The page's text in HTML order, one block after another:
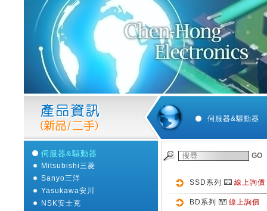
伺服器&驅動器
Mitsubishi三菱
Sanyo三洋
Yasukawa安川
NSK安士克
伺服器&驅動器
GO
SSD系列 線上詢價
BD系列 線上詢價